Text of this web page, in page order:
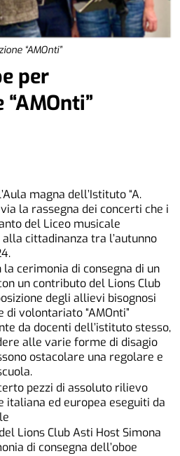
“AMOnti”
per
magna dell’Istituto “A.
la rassegna dei concerti che i
del Liceo musicale
cittadinanza tra l’autunno
cerimonia di consegna di un
un contributo del Lions Club
degli allievi bisognosi
di volontariato “AMOnti”
da docenti dell’istituto stesso,
alle varie forme di disagio
ostacolare una regolare e
pezzi di assoluto rilievo
italiana ed europea eseguiti da
Lions Club Asti Host Simona
di consegna dell’oboe